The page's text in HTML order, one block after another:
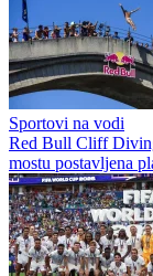
Sportovi na vodi
Red Bull Cliff
mostu postavljena